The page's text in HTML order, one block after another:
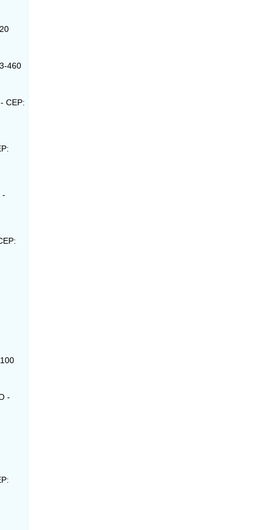
460
CEP:
-
-